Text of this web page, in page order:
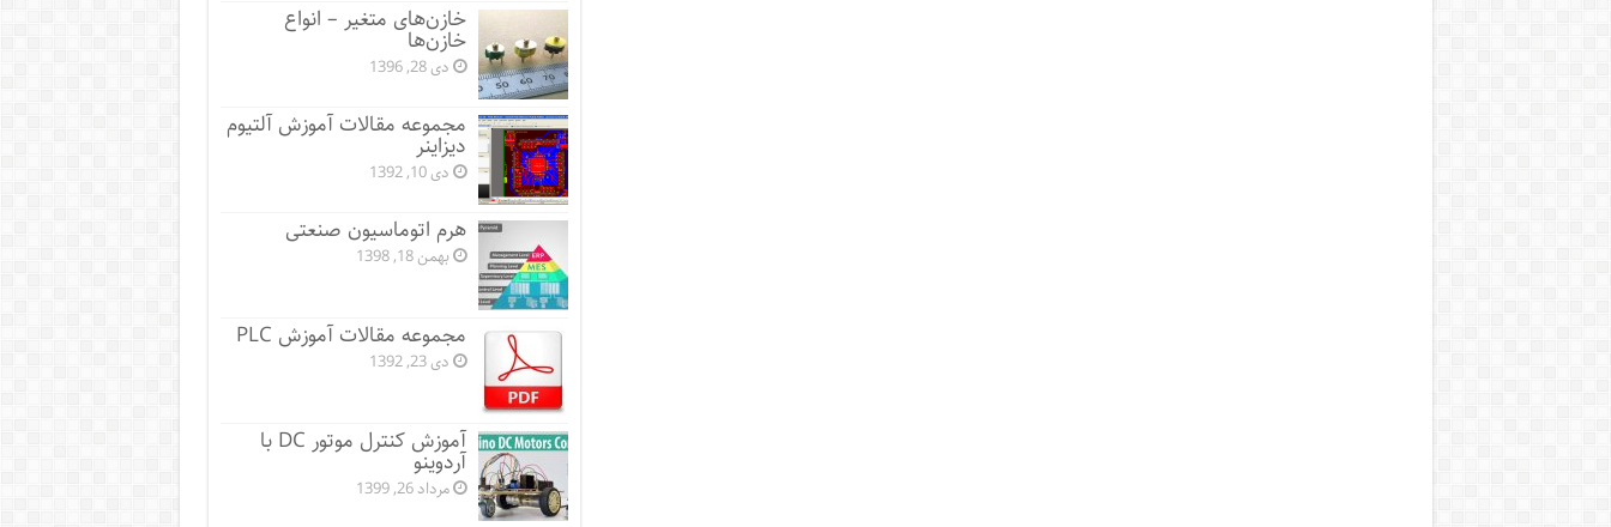
خازن‌های متغیر – انواع
خازن‌ها
دی 28, 1396
مجموعه مقالات آموزش آلتیوم
دیزاینر
دی 10, 1392
هرم اتوماسیون صنعتی
بهمن 18, 1398
مجموعه مقالات آموزش PLC
دی 23, 1392
آموزش کنترل موتور DC با
آردوینو
مرداد 26, 1399